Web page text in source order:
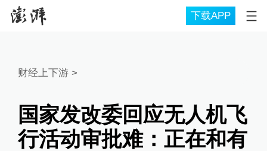
下载APP
财经上下游 >
国家发改委回应无人机飞
行活动审批难：正在和有